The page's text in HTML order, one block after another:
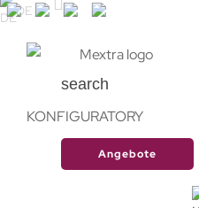
DE
search
KONFIGURATORY
Angebote